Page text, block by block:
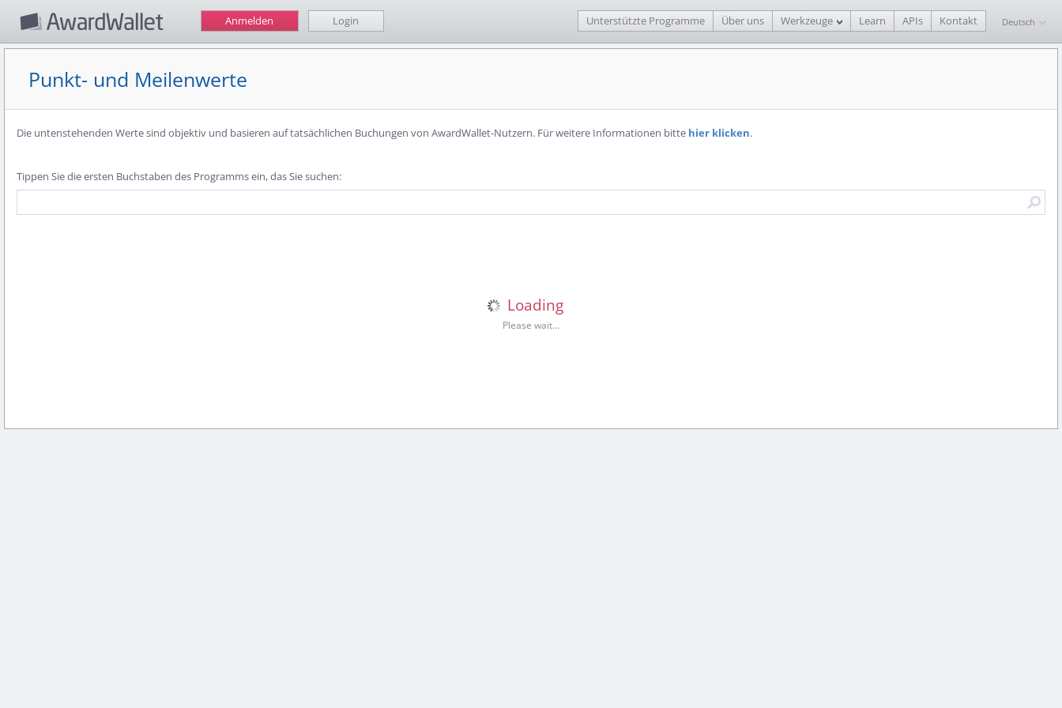
Anmelden Login Unterstützte Programme Über uns Werkzeuge Learn APIs Kontakt Deutsch
Punkt- und Meilenwerte
Die untenstehenden Werte sind objektiv und basieren auf tatsächlichen Buchungen von AwardWallet-Nutzern. Für weitere Informationen bitte hier klicken.
Tippen Sie die ersten Buchstaben des Programms ein, das Sie suchen: